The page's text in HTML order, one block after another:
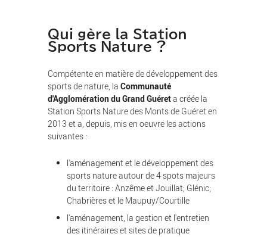
Qui gère la Station
Sports Nature ?
Compétente en matière de développement des
sports de nature, la Communauté
d'Agglomération du Grand Guéreta créée la
Station Sports Nature des Monts de Guéret en
2013 et a, depuis, mis en oeuvre les actions
suivantes :
l'aménagement et le développement des
sports nature autour de 4 spots majeurs
du territoire : Anzême et Jouillat; Glénic;
Chabrières et le Maupuy/Courtille
l'aménagement, la gestion et l'entretien
des itinéraires et sites de pratique